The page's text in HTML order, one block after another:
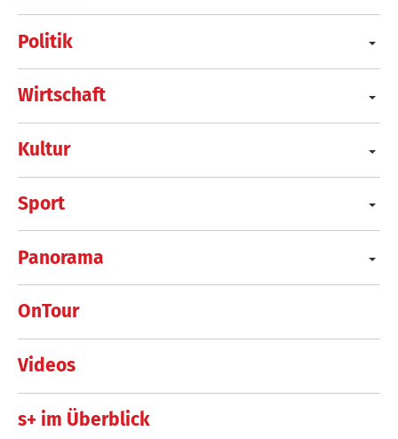
Politik
Wirtschaft
Kultur
Sport
Panorama
OnTour
Videos
s+ im Überblick